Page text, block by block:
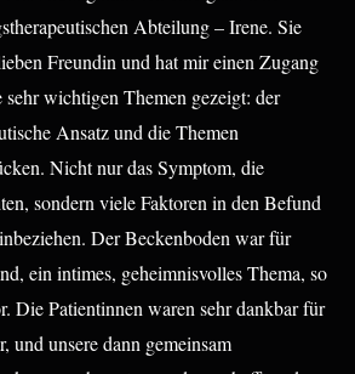
Abteilung – Irene. Sie
Freundin und hat mir einen Zugang
wichtigen Themen gezeigt: der
Ansatz und die Themen
Nicht nur das Symptom, die
sondern viele Faktoren in den Befund
Der Beckenboden war für
ein intimes, geheimnisvolles Thema, so
Die Patientinnen waren sehr dankbar für
und unsere dann gemeinsam